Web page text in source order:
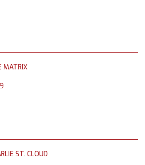
MATRIX
ST. CLOUD